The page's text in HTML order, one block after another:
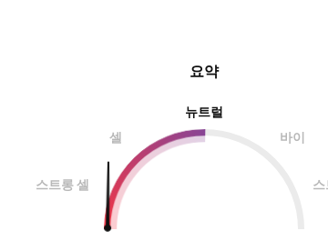
요약
뉴트럴
셀
바이
스트롱 셀